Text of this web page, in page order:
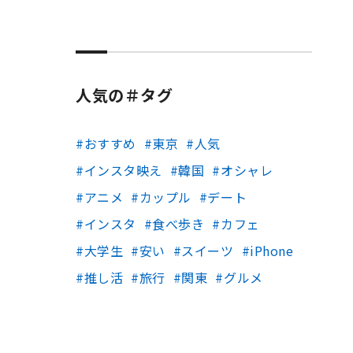
人気の＃タグ
おすすめ 東京
人気
インスタ映え
韓国
オシャレ
アニメ
カップル
デート
インスタ
食べ歩き
カフェ
大学生
安い スイーツ
iPhone
推し活
旅行 関東 グルメ